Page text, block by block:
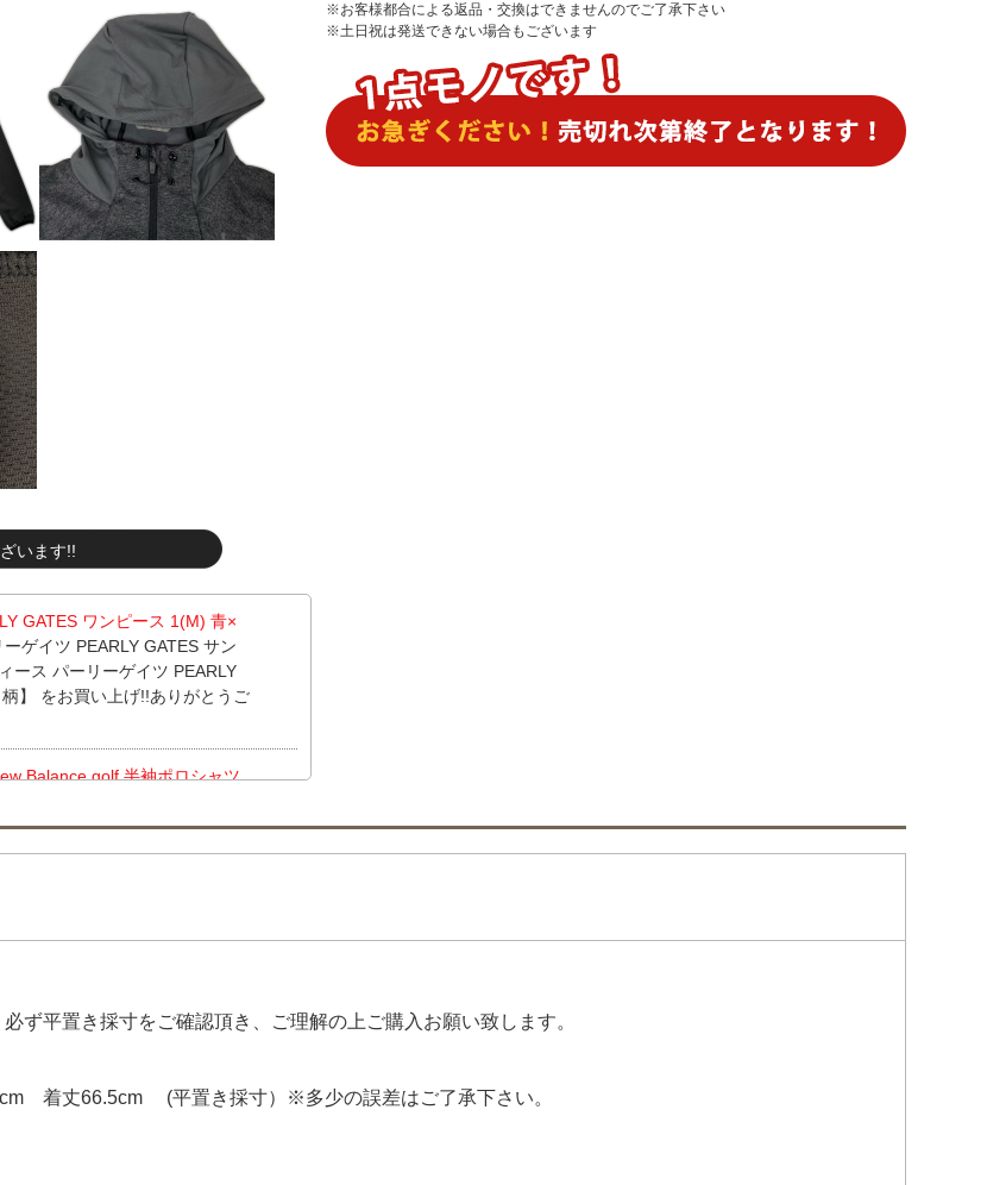
います!!
GATES ワンピース 1(M) 青×
ーゲイツ PEARLY GATES サン
ース パーリーゲイツ PEARLY
】 をお買い上げ!!ありがとうご
Balance golf 半袖ポロシャツ
ございます！
プ】
フローレン RLX RALPH LAUR
ップ】をお買い上げ!!ありがと
スカート M ベージュ 一体型
がとうございます！
※お客様都合による返品・交換はできませんのでご了承下さい
※土日祝は発送できない場合もございます
ず平置き採寸をご確認頂き、ご理解の上ご購入お願い致します。
着丈66.5cm (平置き採寸）※多少の誤差はご了承下さい。